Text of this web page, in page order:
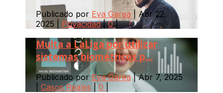
Publicado por Eva Garea|Abr 22,
2025
Privacidad|0|
Multa a LaLiga por utilizar
sistemas biométricos p...
Publicado porEva Garea|Abr 7, 2025
Casos Reales |0